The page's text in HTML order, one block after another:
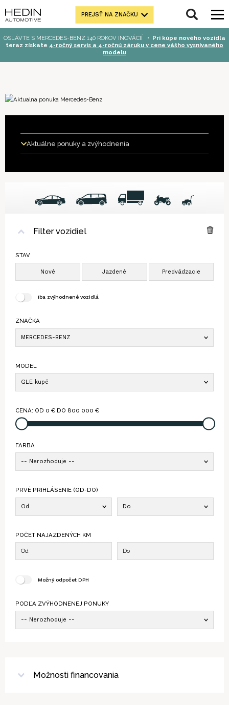
PREJSŤ NA ZNAČKU
OSLÁVTE S MERCEDES-BENZ 140 ROKOV INOVÁCIÍ • Pri kúpe nového vozidla
teraz získate 4-ročný servis a 4-ročnú záruku v cene vášho vysnívaného
modelu
Aktuálne ponuky a zvýhodnenia
Filter vozidiel
STAV
Iba zvýhodnené vozidlá
ZNAČKA
MERCEDES-BENZ
MODEL
GLE kupé
CENA: OD 0 € DO 800 000 €
FARBA
-- Nerozhoduje --
PRVÉ PRIHLÁSENIE (OD-DO)
Od Do
POČET NAJAZDENÝCH KM
Možný odpočet DPH
PODĽA ZVÝHODNENEJ PONUKY
-- Nerozhoduje --
Možnosti financovania